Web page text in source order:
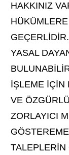
HAKKINIZ
YASAL
İŞLEME İÇİN
VE
ZORLAYICI